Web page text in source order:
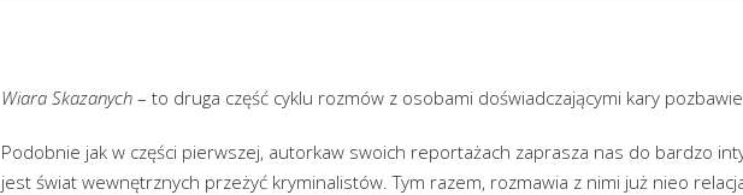
Wiara Skazanych – to druga część cyklu rozmów z osobami doświadczającymi kary
Podobnie jak w części pierwszej, autorkaw swoich reportażach zaprasza nas do bardzo
jest świat wewnętrznych przeżyć kryminalistów. Tym razem, rozmawia z nimi już nieo